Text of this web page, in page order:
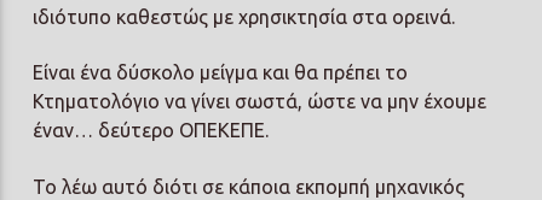
ιδιότυπο καθεστώς με χρησικτησία στα ορεινά.
Είναι ένα δύσκολο μείγμα και θα πρέπει το
Κτηματολόγιο να γίνει σωστά, ώστε να μην έχουμε
έναν… δεύτερο ΟΠΕΚΕΠΕ.
Το λέω αυτό διότι σε κάποια εκπομπή μηχανικός